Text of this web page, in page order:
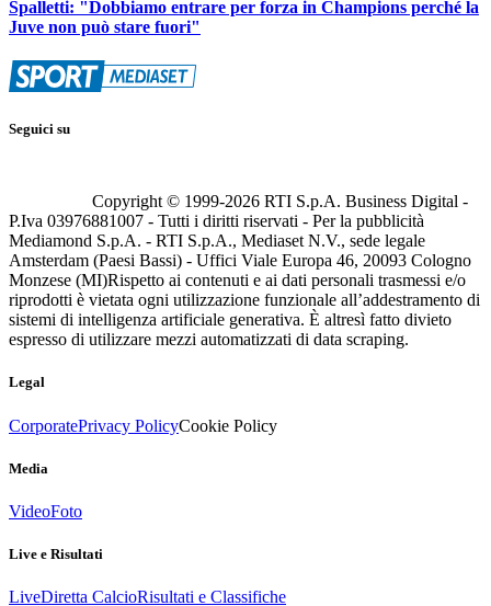
Spalletti: "Dobbiamo entrare per forza in Champions perché la
Juve non può stare fuori"
Seguici su
Copyright © 1999-2026 RTI S.p.A. Business Digital -
P.Iva 03976881007 - Tutti i diritti riservati - Per la pubblicità
Mediamond S.p.A. - RTI S.p.A., Mediaset N.V., sede legale
Amsterdam (Paesi Bassi) - Uffici Viale Europa 46, 20093 Cologno
Monzese (MI)Rispetto ai contenuti e ai dati personali trasmessi e/o
riprodotti è vietata ogni utilizzazione funzionale all’addestramento di
sistemi di intelligenza artificiale generativa. È altresì fatto divieto
espresso di utilizzare mezzi automatizzati di data scraping.
Legal
CorporatePrivacy PolicyCookie Policy
Media
VideoFoto
Live e Risultati
LiveDiretta CalcioRisultati e Classifiche